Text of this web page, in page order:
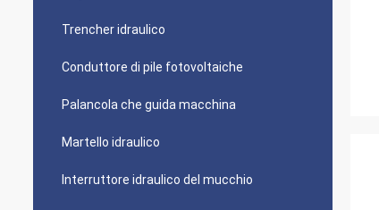
Trencher idraulico
Conduttore di pile fotovoltaiche
Palancola che guida macchina
Martello idraulico
Interruttore idraulico del mucchio